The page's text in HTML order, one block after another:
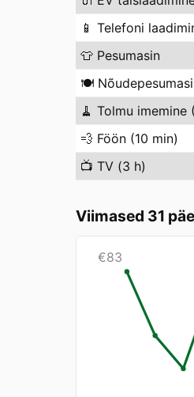
📱 Telefoni
👕 Pesumasin
🍽️
🧹 Tolmu imemine
💨 Föön (10 min)
📺 TV (3 h)
Viimased 31
€83